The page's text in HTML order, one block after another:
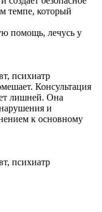
темпе, который
помощь, лечусь у
психиатр
Консультация
лишней. Она
и
к основному
психиатр